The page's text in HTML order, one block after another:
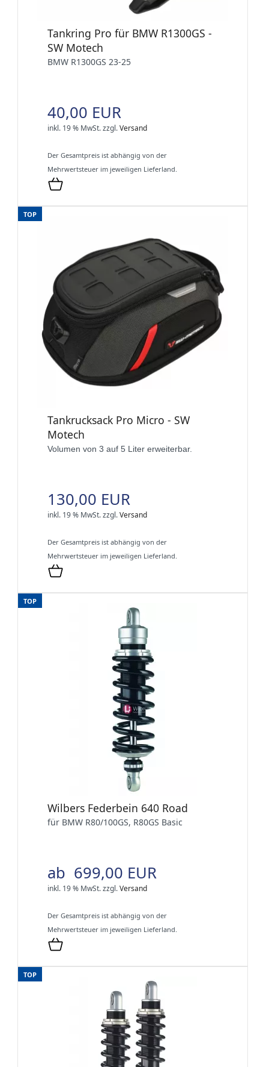
Tankring Pro für BMW R1300GS -
SW Motech
BMW R1300GS 23-25
40,00 EUR
inkl. 19 % MwSt.zzgl.Versand
Der Gesamtpreis ist abhängig von der
Mehrwertsteuer im jeweiligen Lieferland.
TOP
Tankrucksack Pro Micro - SW
Motech
Volumen von 3 auf 5 Liter erweiterbar.
130,00 EUR
inkl. 19 % MwSt.zzgl.Versand
Der Gesamtpreis ist abhängig von der
Mehrwertsteuer im jeweiligen Lieferland.
TOP
Wilbers Federbein 640 Road
für BMW R80/100GS, R80GS Basic
ab 699,00 EUR
inkl. 19 % MwSt.zzgl.Versand
Der Gesamtpreis ist abhängig von der
Mehrwertsteuer im jeweiligen Lieferland.
TOP